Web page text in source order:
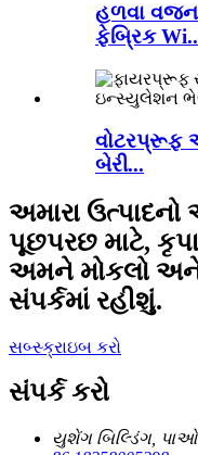
હળવા
ફેબ્રિક
વોટરપ્રૂફ
બેરી...
અમારા
પૂછપરછ માટે,
અમને મોકલો
સંપર્કમાં રહીશું.
સબ્સ્ક્રાઇબ કરો
સંપર્ક કરો
યુશેંગ બિલ્ડિંગ,